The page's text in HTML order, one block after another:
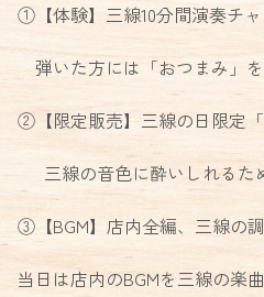
①【体験】三線10分間演奏チャ
弾いた方には「おつまみ」
②【限定販売】三線の日限定「
三線の音色に酔いしれるた
③【BGM】店内全編、三線の
当日は店内のBGMを三線の楽